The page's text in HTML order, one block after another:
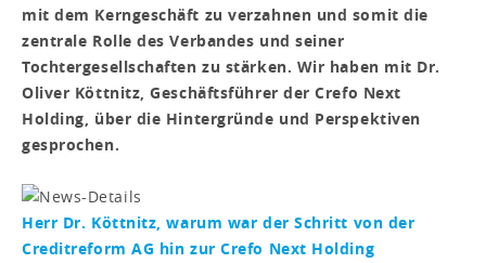
mit dem Kerngeschäft zu verzahnen und somit die
zentrale Rolle des Verbandes und seiner
Tochtergesellschaften zu stärken. Wir haben mit Dr.
Oliver Köttnitz, Geschäftsführer der Crefo Next
Holding, über die Hintergründe und Perspektiven
gesprochen.
Herr Dr. Köttnitz, warum war der Schritt von der
Creditreform AG hin zur Crefo Next Holding